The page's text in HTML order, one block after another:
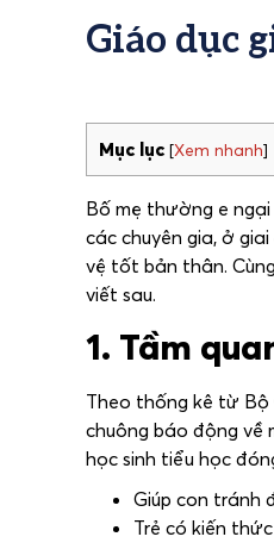
Giáo dục
Mục lục [Xem nhanh]
Bố mẹ thường e
các chuyên gia, ở
vệ tốt bản thân.
viết sau.
1. Tầm
Theo thống kê từ Bộ
chuông báo động về
học sinh tiểu học
Giúp con tránh
Trẻ có kiến